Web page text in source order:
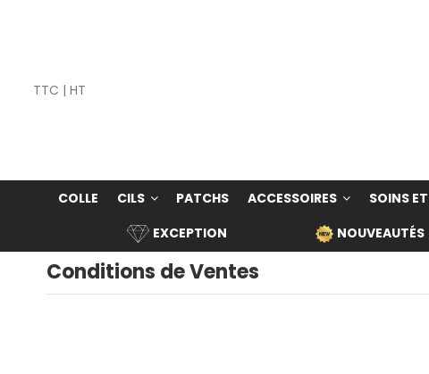
TTC | HT
COLLE CILS PATCHS ACCESSOIRES SOINS
EXCEPTION
NOUVEAUTÉS
Conditions de Ventes